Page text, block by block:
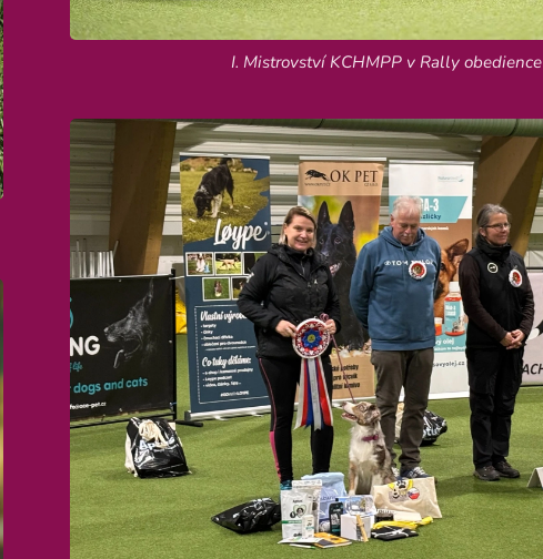
I. Mistrovství KCHMPP v Rally obedience